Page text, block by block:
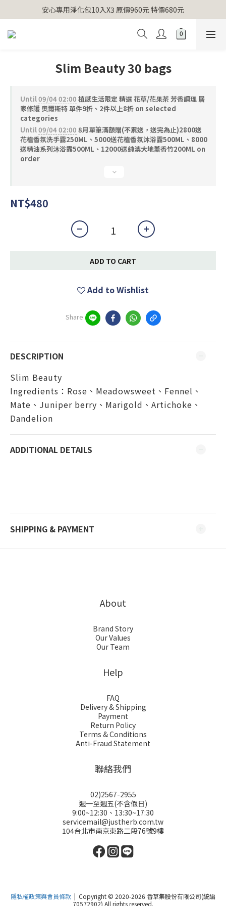
【官網獨家】首次消費 不限金額 即送 香遇熊超人行李吊牌
安心專用淨化包10入X3 原價960元 特價680元
氣場淨化全系列 66折起
Slim Beauty 30 bags
Until09/04 02:00 植感生活限定 精選 花草/花果茶 芳香調理 居
家修護 奧爾斯特 單件9折、2件以上8折 on selected
categories
Until09/04 02:00 8月單筆滿額贈(不累送，送完為止)2800送
花植香氛洗手露250ML、5000送花植香氛沐浴露500ML、8000
送精油系列沐浴露500ML、12000送純澳大地薰香竹200ML on
order
NT$480
ADD TO CART
Add to Wishlist
Share
DESCRIPTION
Slim Beauty
Ingredients：Rose、Meadowsweet、Fennel、
Mate、Juniper berry、Marigold、Artichoke、
Dandelion
ADDITIONAL DETAILS
SHIPPING & PAYMENT
About
Brand Story
Our Values
Our Team
Help
FAQ
Delivery & Shipping
Payment
Return Policy
Terms & Conditions
Anti-Fraud Statement
聯絡我們
02)2567-2955
週一至週五(不含假日)
9:00~12:30、13:30~17:30
servicemail@justherb.com.tw
104台北市南京東路二段76號9樓
隱私權政策與會員條款 | Copyright © 2020-2026 香草集股份有限公司(統編
70572902) All rights reserved.